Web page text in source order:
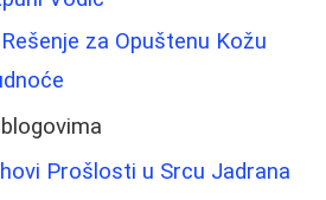
za Opuštenu Kožu
Prošlosti u Srcu Jadrana